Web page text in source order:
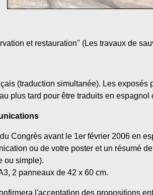
et restauration" (Les travaux de
(traduction simultanée). Les
plus tard pour être traduits en espagnol
Congrès avant le 1er février 2006 en
ou de votre poster et un résumé
ou simple).
2 panneaux de 42 x 60 cm.
l'acceptation des propositions